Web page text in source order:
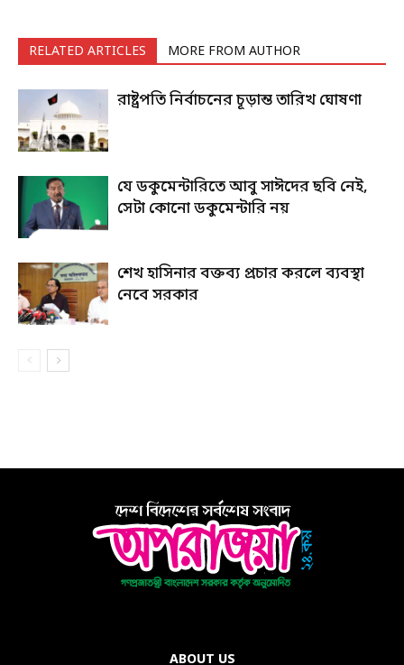
RELATED ARTICLES MORE FROM AUTHOR
রাষ্ট্রপতি নির্বাচনের চূড়ান্ত তারিখ ঘোষণা
যে ডকুমেন্টারিতে আবু সাঈদের ছবি নেই,
সেটা কোনো ডকুমেন্টারি নয়
শেখ হাসিনার বক্তব্য প্রচার করলে ব্যবস্থা
নেবে সরকার
ABOUT US